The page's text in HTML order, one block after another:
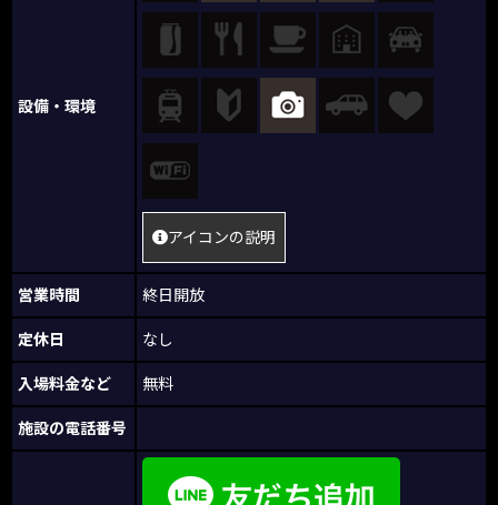
設備・環境
アイコンの説明
営業時間 終日開放
定休日 なし
入場料金など 無料
施設の電話番号